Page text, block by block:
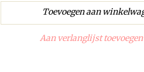
Aan verlanglijst toevoegen